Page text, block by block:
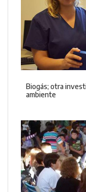
Biogás; otra
ambiente